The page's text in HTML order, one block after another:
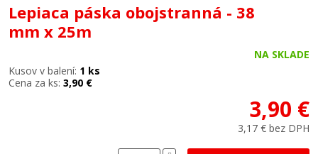
Lepiaca páska obojstranná - 38
mm x 25m
NA SKLADE
Kusov v balení: 1 ks
Cena za ks: 3,90 €
3,90 €
3,17 € bez DPH